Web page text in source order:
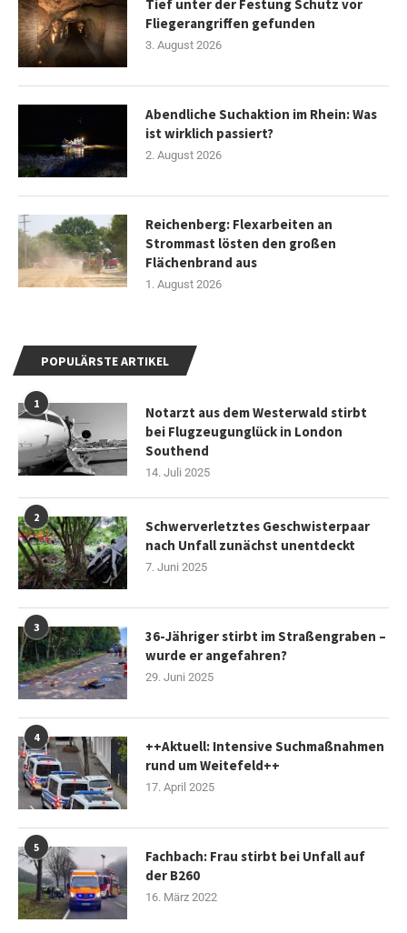
Tief unter der Festung Schutz vor
Fliegerangriffen gefunden
3. August 2026
Abendliche Suchaktion im Rhein: Was
ist wirklich passiert?
2. August 2026
Reichenberg: Flexarbeiten an
Strommast lösten den großen
Flächenbrand aus
1. August 2026
POPULÄRSTE ARTIKEL
1
Notarzt aus dem Westerwald stirbt
bei Flugzeugunglück in London
Southend
14. Juli 2025
2
Schwerverletztes Geschwisterpaar
nach Unfall zunächst unentdeckt
7. Juni 2025
3
36-Jähriger stirbt im Straßengraben –
wurde er angefahren?
29. Juni 2025
4
++Aktuell: Intensive Suchmaßnahmen
rund um Weitefeld++
17. April 2025
5
Fachbach: Frau stirbt bei Unfall auf
der B260
16. März 2022